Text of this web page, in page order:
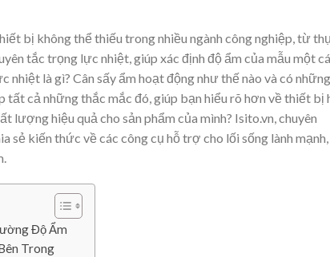
bị không thể thiếu trong nhiều ngành công nghiệp, từ
tắc trọng lực nhiệt, giúp xác định độ ẩm của mẫu một
nhiệt là gì? Cân sấy ẩm hoạt động như thế nào và có những
cả những thắc mắc đó, giúp bạn hiểu rõ hơn về thiết bị
lượng hiệu quả cho sản phẩm của mình? Isito.vn, chuyên
sẻ kiến thức về các công cụ hỗ trợ cho lối sống lành mạnh,
Độ Ẩm
Trong